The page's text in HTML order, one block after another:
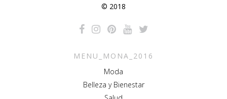
© 2018
MENU_MONA_2016
Moda
Belleza y Bienestar